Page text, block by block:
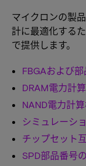
マイクロンの製
計に最適化する
で提供します。
FBGAおよび
DRAM電力計
NAND電力計
シミュレーシ
チップセット
SPD部品番号